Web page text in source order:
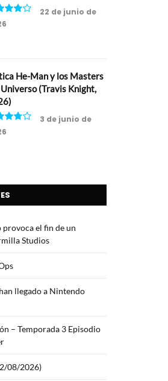
22 de junio de
He-Man y los Masters
(Travis Knight,
3 de junio de
provoca el fin de un
Studios
llegado a Nintendo
– Temporada 3 Episodio
08/2026)